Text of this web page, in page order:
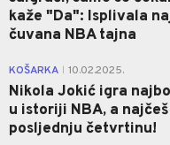
kaže "Da": Isplivala
čuvana NBA tajna
KOŠARKA 10.02.2025.
Nikola Jokić igra
u istoriji NBA, a
posljednju četvrtinu!